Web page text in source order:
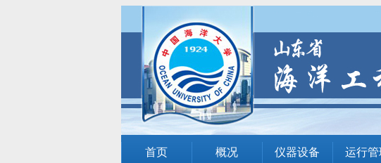
首页 概况 仪器设备 运行管